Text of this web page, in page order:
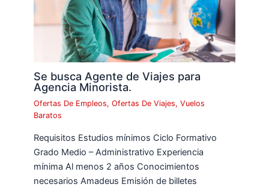
Se busca Agente de Viajes para
Agencia Minorista.
Ofertas De Empleos,Ofertas De Viajes,Vuelos
Baratos
Requisitos Estudios mínimos Ciclo Formativo
Grado Medio – Administrativo Experiencia
mínima Al menos 2 años Conocimientos
necesarios Amadeus Emisión de billetes